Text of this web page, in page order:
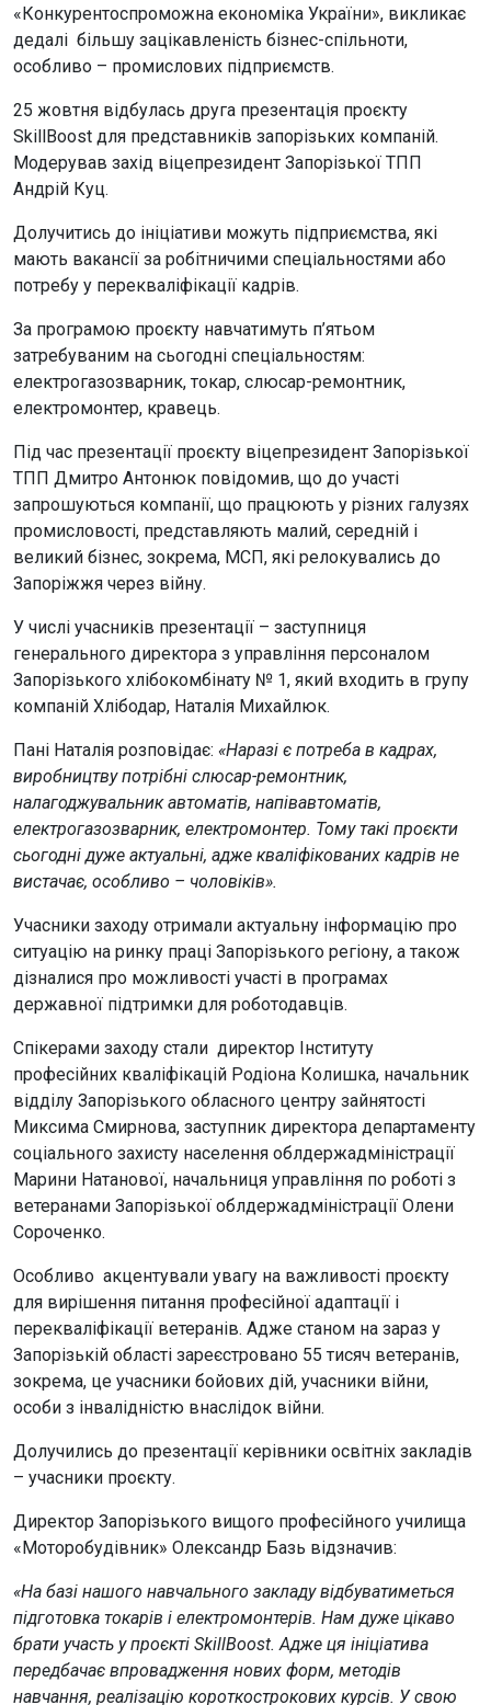
«Конкурентоспроможна економіка України», викликає
дедалі більшу зацікавленість бізнес-спільноти,
особливо – промислових підприємств.
25 жовтня відбулась друга презентація проєкту
SkillBoost для представників запорізьких компаній.
Модерував захід віцепрезидент Запорізької ТПП
Андрій Куц.
Долучитись до ініціативи можуть підприємства, які
мають вакансії за робітничими спеціальностями або
потребу у перекваліфікації кадрів.
За програмою проєкту навчатимуть п’ятьом
затребуваним на сьогодні спеціальностям:
електрогазозварник, токар, слюсар-ремонтник,
електромонтер, кравець.
Під час презентації проєкту віцепрезидент Запорізької
ТПП Дмитро Антонюк повідомив, що до участі
запрошуються компанії, що працюють у різних галузях
промисловості, представляють малий, середній і
великий бізнес, зокрема, МСП, які релокувались до
Запоріжжя через війну.
У числі учасників презентації – заступниця
генерального директора з управління персоналом
Запорізького хлібокомбінату № 1, який входить в групу
компаній Хлібодар, Наталія Михайлюк.
Пані Наталія розповідає: «Наразі є потреба в кадрах,
виробництву потрібні слюсар-ремонтник,
налагоджувальник автоматів, напівавтоматів,
електрогазозварник, електромонтер. Тому такі проєкти
сьогодні дуже актуальні, адже кваліфікованих кадрів не
вистачає, особливо – чоловіків».
Учасники заходу отримали актуальну інформацію про
ситуацію на ринку праці Запорізького регіону, а також
дізналися про можливості участі в програмах
державної підтримки для роботодавців.
Спікерами заходу стали директор Інституту
професійних кваліфікацій Родіона Колишка, начальник
відділу Запорізького обласного центру зайнятості
Миксима Смирнова, заступник директора департаменту
соціального захисту населення облдержадміністрації
Марини Натанової, начальниця управління по роботі з
ветеранами Запорізької облдержадміністрації Олени
Сороченко.
Особливо акцентували увагу на важливості проєкту
для вирішення питання професійної адаптації і
перекваліфікації ветеранів. Адже станом на зараз у
Запорізькій області зареєстровано 55 тисяч ветеранів,
зокрема, це учасники бойових дій, учасники війни,
особи з інвалідністю внаслідок війни.
Долучились до презентації керівники освітніх закладів
– учасники проєкту.
Директор Запорізького вищого професійного училища
«Моторобудівник» Олександр Базь відзначив:
«На базі нашого навчального закладу відбуватиметься
підготовка токарів і електромонтерів. Нам дуже цікаво
брати участь у проєкті SkillBoost. Адже ця ініціатива
передбачає впровадження нових форм, методів
навчання, реалізацію короткострокових курсів. У свою